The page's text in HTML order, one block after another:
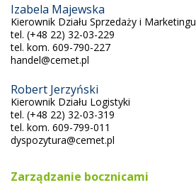
Izabela Majewska
Kierownik Działu Sprzedaży i Marketingu
tel. (+48 22) 32-03-229
tel. kom. 609-790-227
handel@cemet.pl
Robert Jerzyński
Kierownik Działu Logistyki
tel. (+48 22) 32-03-319
tel. kom. 609-799-011
dyspozytura@cemet.pl
Zarządzanie bocznicami